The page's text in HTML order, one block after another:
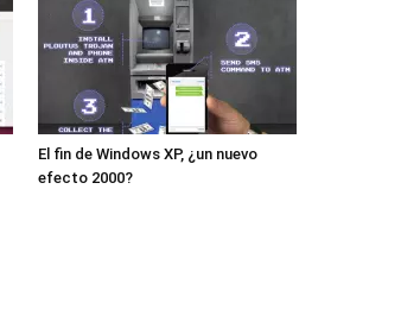
El fin de Windows XP, ¿un nuevo
efecto 2000?